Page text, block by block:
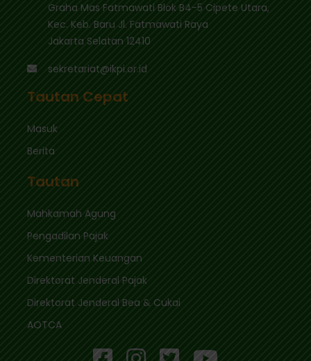
Graha Mas Fatmawati Blok B4-5 Cipete Utara,
Kec. Keb. Baru Jl. Fatmawati Raya
Jakarta Selatan 12410
sekretariat@ikpi.or.id
Tautan Cepat
Masuk
Berita
Tautan
Mahkamah Agung
Pengadilan Pajak
Kementerian Keuangan
Direktorat Jenderal Pajak
Direktorat Jenderal Bea & Cukai
AOTCA